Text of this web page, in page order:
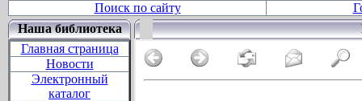
Поиск по сайту
Наша библиотека
Главная страница
Новости
Электронный
каталог